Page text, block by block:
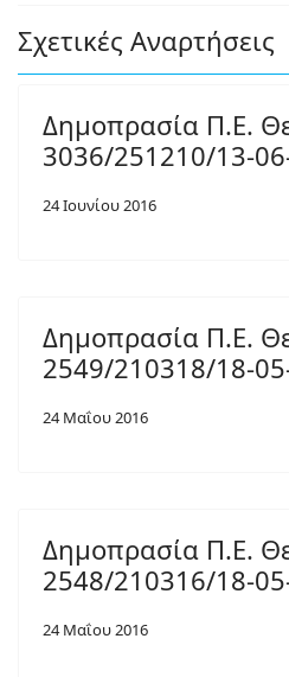
Σχετικές Αναρτήσεις
Δημοπρασία Π.Ε.
3036/251210/13-
24 Ιουνίου 2016
Δημοπρασία Π.Ε.
2549/210318/18-
24 Μαΐου 2016
Δημοπρασία Π.Ε.
2548/210316/18-
24 Μαΐου 2016